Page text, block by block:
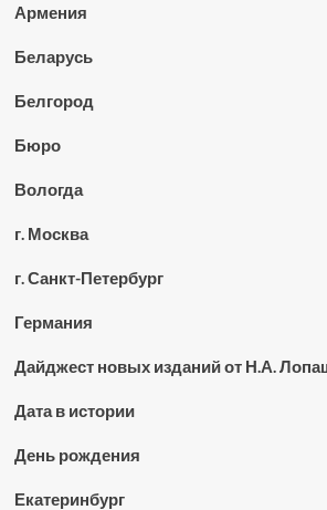
Армения
Беларусь
Белгород
Бюро
Вологда
г. Москва
г. Санкт-Петербург
Германия
Дайджест новых изданий от Н.А.
Дата в истории
День рождения
Екатеринбург